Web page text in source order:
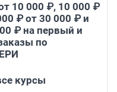
10 000 ₽, 10 000 ₽
₽ от 30 000 ₽ и
₽ на первый и
по
курсы